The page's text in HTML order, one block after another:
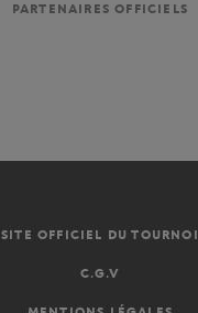
PARTENAIRES OFFICIELS
SITE OFFICIEL DU TOURNOI
C.G.V